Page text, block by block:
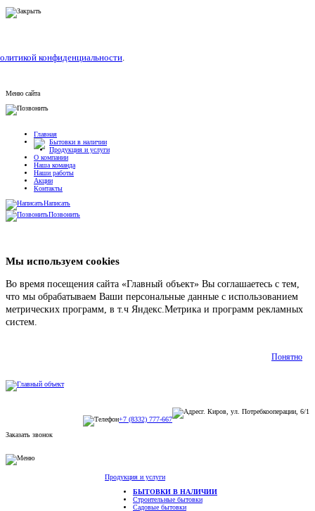
конфиденциальности.
Меню сайта
Главная
Бытовки в наличии
Продукция и услуги
О компании
Наша команда
Наши работы
Акции
Контакты
Написать
Позвонить
Мы используем cookies
Во время посещения сайта «Главный объект» Вы соглашаетесь с тем,
что мы обрабатываем Ваши персональные данные с использованием
метрических программ, в т.ч Яндекс.Метрика и программ рекламных
систем.
Понятно
г. Киров, ул. Потребкооперации, 6/1
+7 (8332) 777-667
Заказать звонок
Продукция и услуги
БЫТОВКИ В НАЛИЧИИ
Строительные бытовки
Садовые бытовки